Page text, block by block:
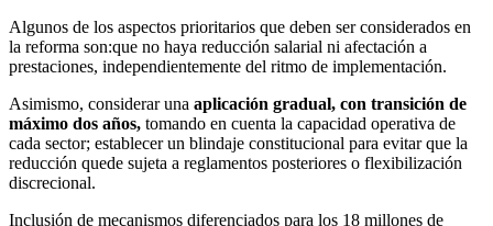
Algunos de los aspectos prioritarios que deben ser considerados en
la reforma son:que no haya reducción salarial ni afectación a
prestaciones, independientemente del ritmo de implementación.
Asimismo, considerar una aplicación gradual, con transición de
máximo dos años, tomando en cuenta la capacidad operativa de
cada sector; establecer un blindaje constitucional para evitar que la
reducción quede sujeta a reglamentos posteriores o flexibilización
discrecional.
Inclusión de mecanismos diferenciados para los 18 millones de